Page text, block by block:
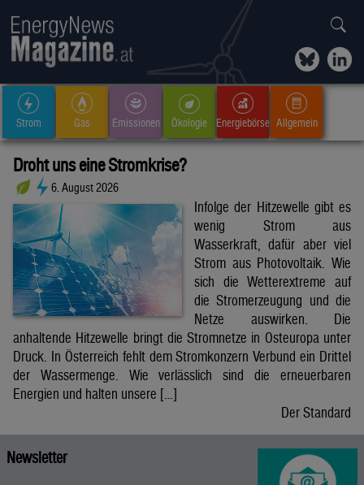
Strom Gas Emissionen Ökologie Energiebörse Allgemein
Droht uns eine Stromkrise?
6. August 2026
Infolge der Hitzewelle gibt es
wenig Strom aus
Wasserkraft, dafür aber viel
Strom aus Photovoltaik. Wie
sich die Wetterextreme auf
die Stromerzeugung und die
Netze auswirken. Die
anhaltende Hitzewelle bringt die Stromnetze in Osteuropa unter
Druck. In Österreich fehlt dem Stromkonzern Verbund ein Drittel
der Wassermenge. Wie verlässlich sind die erneuerbaren
Energien und halten unsere […]
Der Standard
Newsletter